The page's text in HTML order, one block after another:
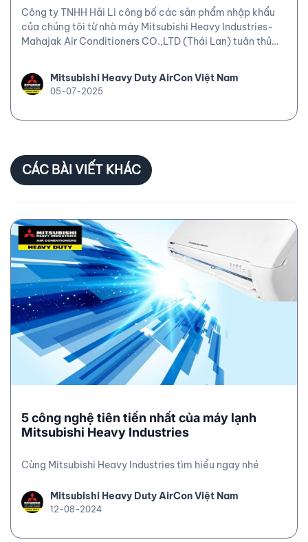
HÒA KHÔNG KHÍ THƯƠNG MẠI
Công ty TNHH Hải Li công bố các sản phẩm nhập khẩu
của chúng tôi từ nhà máy Mitsubishi Heavy Industries-
Mahajak Air Conditioners CO.,LTD (Thái Lan) tuân thủ
cầu khác.
Mitsubishi Heavy Duty AirCon Việt Nam
05-07-2025
CÁC BÀI VIẾT KHÁC
5 công nghệ tiên tiến nhất của máy lạnh
Mitsubishi Heavy Industries
Cùng Mitsubishi Heavy Industries tìm hiểu ngay nhé
Mitsubishi Heavy Duty AirCon Việt Nam
12-08-2024